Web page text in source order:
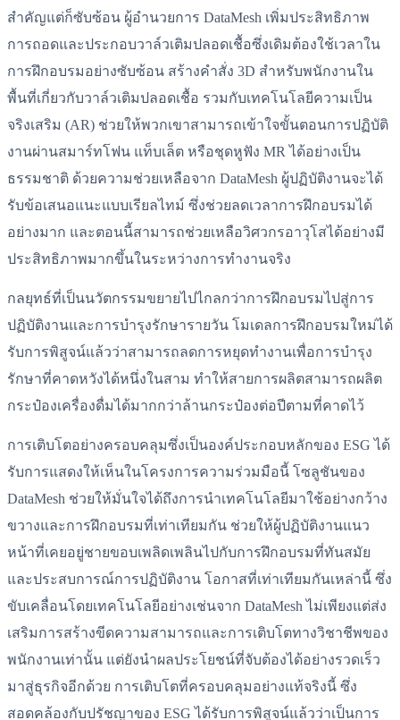
สำคัญแต่ก็ซับซ้อน ผู้อำนวยการ DataMesh เพิ่มประสิทธิภาพ
การถอดและประกอบวาล์วเติมปลอดเชื้อซึ่งเดิมต้องใช้เวลาใน
การฝึกอบรมอย่างซับซ้อน สร้างคำสั่ง 3D สำหรับพนักงานใน
พื้นที่เกี่ยวกับวาล์วเติมปลอดเชื้อ รวมกับเทคโนโลยีความเป็น
จริงเสริม (AR) ช่วยให้พวกเขาสามารถเข้าใจขั้นตอนการปฏิบัติ
งานผ่านสมาร์ทโฟน แท็บเล็ต หรือชุดหูฟัง MR ได้อย่างเป็น
ธรรมชาติ ด้วยความช่วยเหลือจาก DataMesh ผู้ปฏิบัติงานจะได้
รับข้อเสนอแนะแบบเรียลไทม์ ซึ่งช่วยลดเวลาการฝึกอบรมได้
อย่างมาก และตอนนี้สามารถช่วยเหลือวิศวกรอาวุโสได้อย่างมี
ประสิทธิภาพมากขึ้นในระหว่างการทำงานจริง
กลยุทธ์ที่เป็นนวัตกรรมขยายไปไกลกว่าการฝึกอบรมไปสู่การ
ปฏิบัติงานและการบำรุงรักษารายวัน โมเดลการฝึกอบรมใหม่ได้
รับการพิสูจน์แล้วว่าสามารถลดการหยุดทำงานเพื่อการบำรุง
รักษาที่คาดหวังได้หนึ่งในสาม ทำให้สายการผลิตสามารถผลิต
กระป๋องเครื่องดื่มได้มากกว่าล้านกระป๋องต่อปีตามที่คาดไว้
การเติบโตอย่างครอบคลุมซึ่งเป็นองค์ประกอบหลักของ ESG ได้
รับการแสดงให้เห็นในโครงการความร่วมมือนี้ โซลูชันของ
DataMesh ช่วยให้มั่นใจได้ถึงการนำเทคโนโลยีมาใช้อย่างกว้าง
ขวางและการฝึกอบรมที่เท่าเทียมกัน ช่วยให้ผู้ปฏิบัติงานแนว
หน้าที่เคยอยู่ชายขอบเพลิดเพลินไปกับการฝึกอบรมที่ทันสมัย
และประสบการณ์การปฏิบัติงาน โอกาสที่เท่าเทียมกันเหล่านี้ ซึ่ง
ขับเคลื่อนโดยเทคโนโลยีอย่างเช่นจาก DataMesh ไม่เพียงแต่ส่ง
เสริมการสร้างขีดความสามารถและการเติบโตทางวิชาชีพของ
พนักงานเท่านั้น แต่ยังนำผลประโยชน์ที่จับต้องได้อย่างรวดเร็ว
มาสู่ธุรกิจอีกด้วย การเติบโตที่ครอบคลุมอย่างแท้จริงนี้ ซึ่ง
สอดคล้องกับปรัชญาของ ESG ได้รับการพิสูจน์แล้วว่าเป็นการ